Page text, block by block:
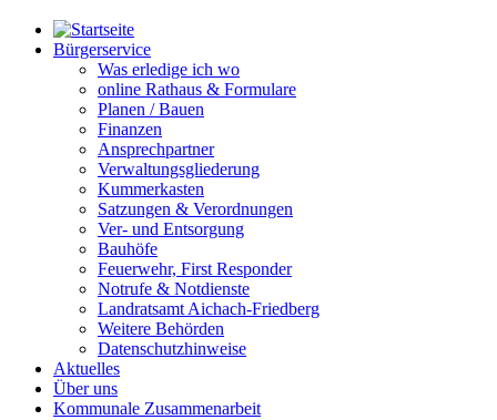
Bürgerservice
Was erledige ich wo
online Rathaus & Formulare
Planen / Bauen
Finanzen
Ansprechpartner
Verwaltungsgliederung
Kummerkasten
Satzungen & Verordnungen
Ver- und Entsorgung
Bauhöfe
Feuerwehr, First Responder
Notrufe & Notdienste
Landratsamt Aichach-Friedberg
Weitere Behörden
Datenschutzhinweise
Aktuelles
Über uns
Kommunale Zusammenarbeit